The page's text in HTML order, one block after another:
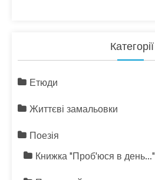
Категорії
Етюди
Життєві замальовки
Поезія
Книжка "Проб'юся в день…"